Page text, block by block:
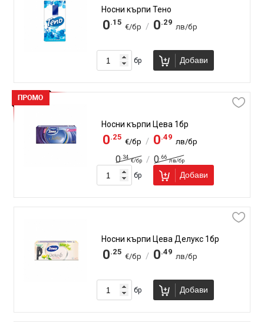
Носни кърпи Тено
0.15
€/бр / 0.29
лв/бр
бр Добави
Носни кърпи Цева 1бр
0.25
€/бр / 0.49
лв/бр
0 .34
€/бр / 0 .66
лв/бр
бр Добави
Носни кърпи Цева Делукс 1бр
0.25
€/бр / 0.49
лв/бр
бр Добави